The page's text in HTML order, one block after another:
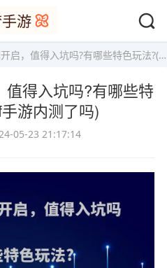
值得入坑吗?有哪些特色玩法?(dnf手游内测了吗)
值得入坑吗?有哪些特
游内测了吗)
05-23 21:17:14